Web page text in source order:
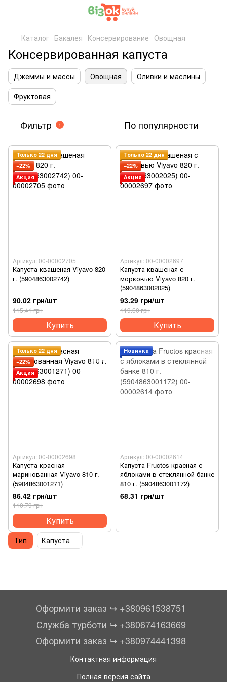
Каталог Бакалея Консервирование Овощная
Консервированная капуста
Джеммы и массы Овощная
Оливки и маслины
Фруктовая
Фильтр 1 По популярности
Только 22 дня
−22%
Акция
Артикул: 00-00002705
Капуста квашеная Viyavo 820
г. (5904863002742)
90.02 грн/шт
115.41 грн
Купить
Только 22 дня
−22%
Акция
Артикул: 00-00002697
Капуста квашеная с
морковью Viyavo 820 г.
(5904863002025)
93.29 грн/шт
119.60 грн
Купить
Только 22 дня
−22%
Акция
Артикул: 00-00002698
Капуста красная
маринованная Viyavo 810 г.
(5904863001271)
86.42 грн/шт
110.79 грн
Купить
Новинка
Артикул: 00-00002614
Капуста Fructos красная с
яблоками в стеклянной банке
810 г. (5904863001172)
68.31 грн/шт
Тип Капуста
Оформити заказ ↪︎ +380961538751
Служба турботи ↪︎ +380674163669
Оформити заказ ↪︎ +380974441398
Контактная информация
Полная версия сайта